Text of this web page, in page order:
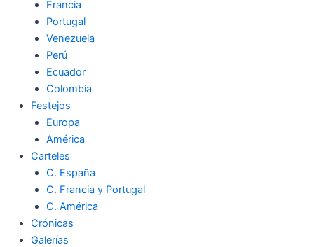
Francia
Portugal
Venezuela
Perú
Ecuador
Colombia
Festejos
Europa
América
Carteles
C. España
C. Francia y Portugal
C. América
Crónicas
Galerías